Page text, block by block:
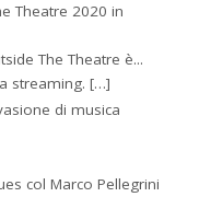
Theatre 2020 in
The Theatre è...
streaming. […]
di musica
col Marco Pellegrini